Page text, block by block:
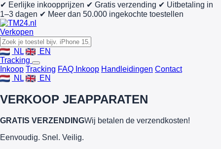
✔ Eerlijke inkoopprijzen ✔ Gratis verzending ✔ Uitbetaling in
1–3 dagen ✔ Meer dan 50.000 ingekochte toestellen
Verkopen
NL
EN
Tracking
Inkoop Tracking FAQ Inkoop Handleidingen Contact
NL
EN
VERKOOP JEAPPARATEN
GRATIS VERZENDINGWij betalen de verzendkosten!
Eenvoudig. Snel. Veilig.